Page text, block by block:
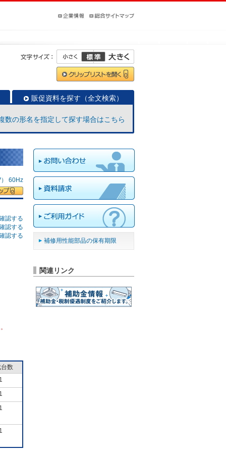
販促資料を探す（全文検索）
数の形名を指定して探す場合はこちら
60Hz
認する
認する
認する
数
補修用性能部品の保有期限
関連リンク